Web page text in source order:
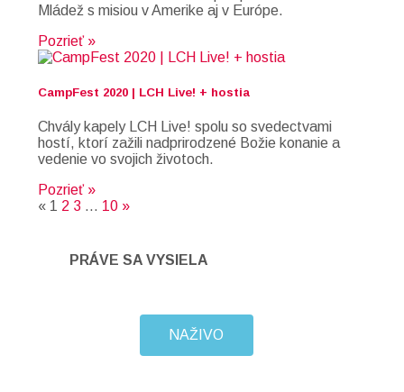
Mládež s misiou v Amerike aj v Európe.
Pozrieť »
CampFest 2020 | LCH Live! + hostia
Chvály kapely LCH Live! spolu so svedectvami
hostí, ktorí zažili nadprirodzené Božie konanie a
vedenie vo svojich životoch.
Pozrieť »
« 1 2 3 … 10 »
PRÁVE SA VYSIELA
NAŽIVO